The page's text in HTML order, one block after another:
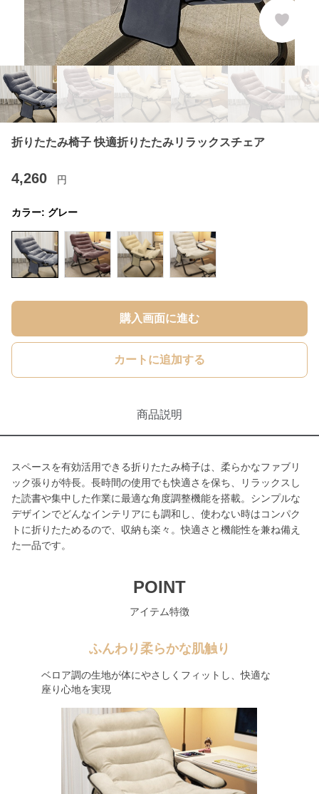
折りたたみ椅子 快適折りたたみリラックスチェア
4,260 円
カラー: グレー
購入画面に進む
カートに追加する
商品説明
スペースを有効活用できる折りたたみ椅子は、柔らかなファブリ
ック張りが特長。長時間の使用でも快適さを保ち、リラックスし
た読書や集中した作業に最適な角度調整機能を搭載。シンプルな
デザインでどんなインテリアにも調和し、使わない時はコンパク
トに折りたためるので、収納も楽々。快適さと機能性を兼ね備え
た一品です。
POINT
アイテム特徴
ふんわり柔らかな肌触り
ベロア調の生地が体にやさしくフィットし、快適な
座り心地を実現